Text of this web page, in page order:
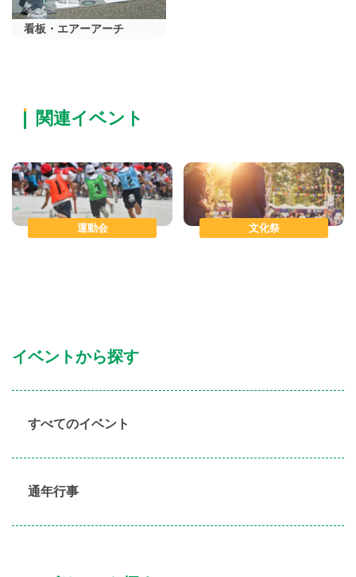
イベントから探す
すべてのイベント
通年行事
看板・エアーアーチ
関連イベント
運動会 文化祭